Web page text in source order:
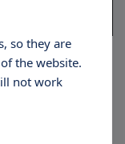
so they are
the website.
not work